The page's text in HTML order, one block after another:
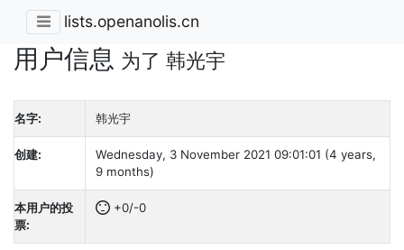
lists.openanolis.cn
用户信息 为了 韩光宇
名字: 韩光宇
创建:
Wednesday, 3 November 2021 09:01:01 (4 years,
9 months)
本用户的投
票:
+0/-0